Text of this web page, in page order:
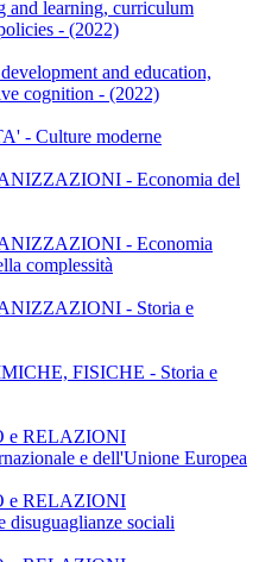
and learning, curriculum
- (2022)
and education,
cognition - (2022)
- Culture moderne
- Economia del
- Economia
complessità
- Storia e
FISICHE - Storia e
e RELAZIONI
e dell'Unione Europea
e RELAZIONI
sociali